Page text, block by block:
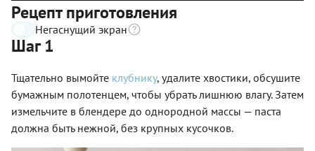
Рецепт приготовления
Негаснущий экран
Шаг 1
Тщательно вымойте клубнику, удалите хвостики, обсушите
бумажным полотенцем, чтобы убрать лишнюю влагу. Затем
измельчите в блендере до однородной массы — паста
должна быть нежной, без крупных кусочков.